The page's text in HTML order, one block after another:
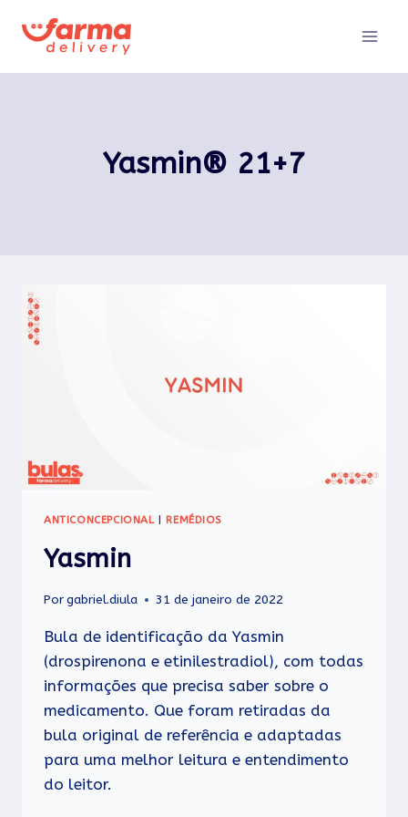
para
Yasmin® 21+7
ANTICONCEPCIONAL| REMÉDIOS
Yasmin
Porgabriel.diula 31 de janeiro de 2022
Bula de identificação da Yasmin
(drospirenona e etinilestradiol), com todas
informações que precisa saber sobre o
medicamento. Que foram retiradas da
bula original de referência e adaptadas
para uma melhor leitura e entendimento
do leitor.